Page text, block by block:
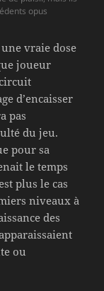
opus
vraie dose
joueur
d’encaisser
pas
du jeu.
pour sa
le temps
plus le cas
niveaux à
des
ou